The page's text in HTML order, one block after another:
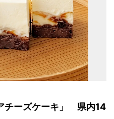
チーズケーキ」 県内14